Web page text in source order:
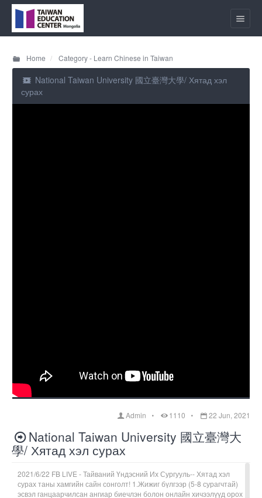
Home Category - Learn Chinese in Taiwan
National Taiwan University 國立臺灣大學/ Хятад хэл
сурах
Admin 1110 22 Jun, 2021
National Taiwan University 國立臺灣大
學/ Хятад хэл сурах
2021/6/22 FB LIVE - Тайваний Үндэсний Их Сургууль-- Хятад хэл
сурах таны хамгийн сайн сонголт! 1.Жижиг бүлгээр (5-8 сурагчтай)
эсвэл ганцаарчилсан ангиар биечлэн болон онлайн хичээлүүд орох